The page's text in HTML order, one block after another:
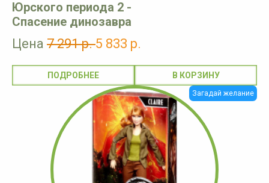
Юрского периода 2 -
Спасение динозавра
Цена 7 291 р.5 833 р.
ПОДРОБНЕЕ
Загадай желание